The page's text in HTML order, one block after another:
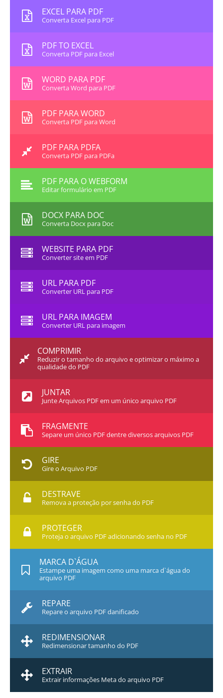
EXCEL PARA PDF
Converta Excel para PDF
PDF TO EXCEL
Converta PDF para Excel
WORD PARA PDF
Converta Word para PDF
PDF PARA WORD
Converta PDF para Word
PDF PARA PDFA
Converta PDF para PDFa
PDF PARA O WEBFORM
Editar formulário em PDF
DOCX PARA DOC
Converta Docx para Doc
WEBSITE PARA PDF
Converter site em PDF
URL PARA PDF
Converter URL para PDF
URL PARA IMAGEM
Converter URL para imagem
COMPRIMIR
Reduzir o tamanho do arquivo e optimizar o máximo a
qualidade do PDF
JUNTAR
Junte Arquivos PDF em um único arquivo PDF
FRAGMENTE
Separe um único PDF dentre diversos arquivos PDF
GIRE
Gire o Arquivo PDF
DESTRAVE
Remova a proteção por senha do PDF
PROTEGER
Proteja o arquivo PDF adicionando senha no PDF
MARCA D`ÁGUA
Estampe uma imagem como uma marca d`água do
arquivo PDF
REPARE
Repare o arquivo PDF danificado
REDIMENSIONAR
Redimensionar tamanho do PDF
EXTRAIR
Extrair informações Meta do arquivo PDF